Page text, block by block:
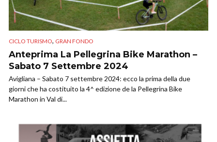
CICLO TURISMO, GRAN FONDO
Anteprima La Pellegrina Bike Marathon –
Sabato 7 Settembre 2024
Avigliana – Sabato 7 settembre 2024: ecco la prima della due
giorni che ha costituito la 4^ edizione de la Pellegrina Bike
Marathon in Val di...